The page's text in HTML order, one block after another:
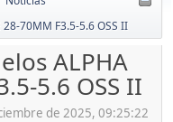
70MM F3.5-5.6 OSS II
ALPHA
5.6 OSS II
de 2025, 09:25:22